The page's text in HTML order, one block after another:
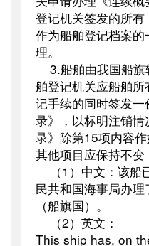
登记机关签发的所
作为船舶登记档案
理。
3.船舶由我国船
舶登记机关应船舶
记手续的同时签发
录》，以标明注销
录》除第15项内容
其他项目应保持不变
（1 ）中文：该船
民共和国海事局办
（船旗国）。
（2）英文：
This ship has, on